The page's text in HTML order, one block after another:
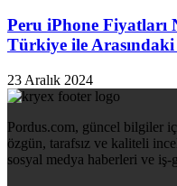
Peru iPhone Fiyatları
Türkiye ile
23 Aralık 2024
Pordus.com, güncel bilgiler
özgün, tarafsız ve kaliteli
sosyal medya haberleri ve